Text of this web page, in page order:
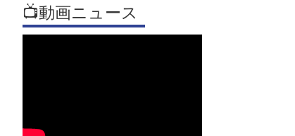
📺動画ニュース